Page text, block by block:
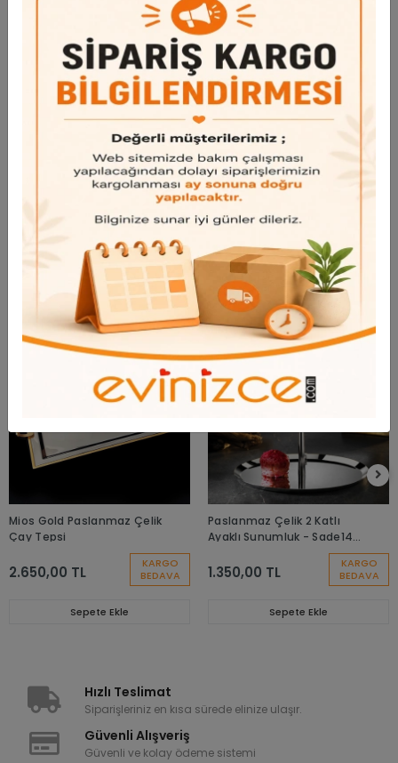
Garanti ve Teslimat
Taksit Seçenekleri
Bu ürün için henüz yorum yapılmadı.
Yorum Yap
Benzer Ürünler
Bu ürünü inceleyen kullanıcılar bunlara da baktı
KARGO
BEDAVA
Mios Gold Paslanmaz Çelik
Çay Tepsi
2.650,00 TL
Sepete Ekle
KARGO
BEDAVA
Paslanmaz Çelik 2 Katlı
Ayaklı Sunumluk - Sade14-
1.350,00 TL
Sepete Ekle
Hızlı Teslimat
Siparişleriniz en kısa sürede elinize ulaşır.
Güvenli Alışveriş
Güvenli ve kolay ödeme sistemi